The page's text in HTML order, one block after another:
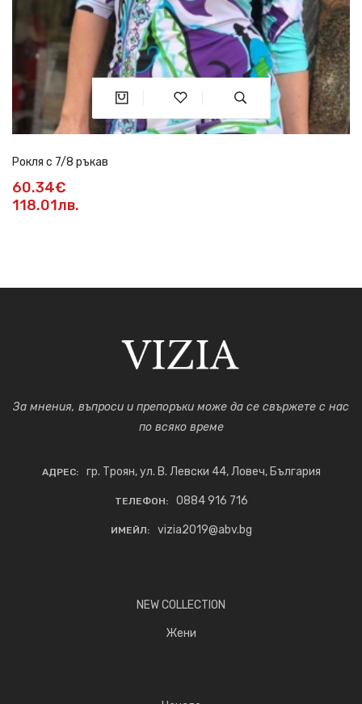
Рокля с 7/8 ръкав
60.34€
118.01лв.
За мнения, въпроси и препоръки може да се свържете с нас
по всяко време
АДРЕС: гр. Троян, ул. В. Левски 44, Ловеч, България
ТЕЛЕФОН: 0884 916 716
ИМЕЙЛ: vizia2019@abv.bg
NEW COLLECTION
Жени